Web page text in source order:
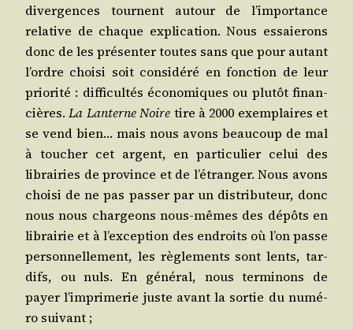
diver­gences tournent autour de l’im­por­tance
rela­tive de chaque expli­ca­tion. Nous essaie­rons
donc de les pré­sen­ter toutes sans que pour autant
l’ordre choi­si soit consi­dé­ré en fonc­tion de leur
prio­ri­té : dif­fi­cul­tés éco­no­miques ou plu­tôt finan­
cières.La Lan­terne Noire tire à 2000 exem­plaires et
se vend bien… mais nous avons beau­coup de mal
à tou­cher cet argent, en par­ti­cu­lier celui des
librai­ries de pro­vince et de l’é­tran­ger. Nous avons
choi­si de ne pas pas­ser par un dis­tri­bu­teur, donc
nous nous char­geons nous-mêmes des dépôts en
librai­rie et à l’ex­cep­tion des endroits où l’on passe
per­son­nel­le­ment, les règle­ments sont lents, tar­
difs, ou nuls. En géné­ral, nous ter­mi­nons de
payer l’im­pri­me­rie juste avant la sor­tie du numé­
ro suivant ;